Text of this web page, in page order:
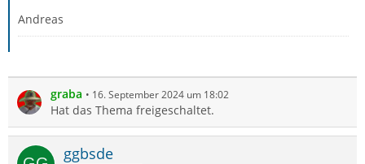
Andreas
graba 16. September 2024 um 18:02
Hat das Thema freigeschaltet.
ggbsde